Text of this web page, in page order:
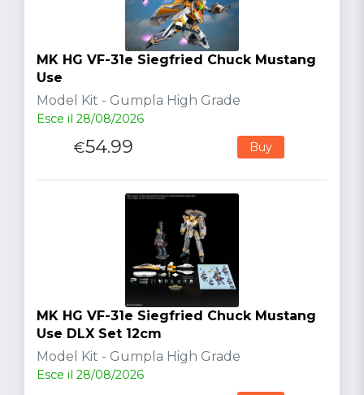
MK HG VF-31e Siegfried Chuck Mustang
Use
Model Kit - Gumpla High Grade
Esce il 28/08/2026
€54.99 Buy
MK HG VF-31e Siegfried Chuck Mustang
Use DLX Set 12cm
Model Kit - Gumpla High Grade
Esce il 28/08/2026